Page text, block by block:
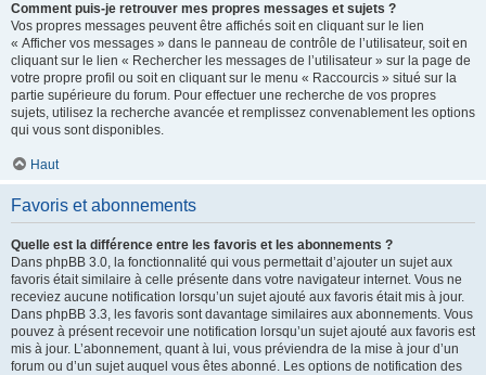
Comment puis-je retrouver mes propres messages et sujets ?
Vos propres messages peuvent être affichés soit en cliquant sur le lien
« Afficher vos messages » dans le panneau de contrôle de l’utilisateur, soit en
cliquant sur le lien « Rechercher les messages de l’utilisateur » sur la page de
votre propre profil ou soit en cliquant sur le menu « Raccourcis » situé sur la
partie supérieure du forum. Pour effectuer une recherche de vos propres
sujets, utilisez la recherche avancée et remplissez convenablement les options
qui vous sont disponibles.
Haut
Favoris et abonnements
Quelle est la différence entre les favoris et les abonnements ?
Dans phpBB 3.0, la fonctionnalité qui vous permettait d’ajouter un sujet aux
favoris était similaire à celle présente dans votre navigateur internet. Vous ne
receviez aucune notification lorsqu’un sujet ajouté aux favoris était mis à jour.
Dans phpBB 3.3, les favoris sont davantage similaires aux abonnements. Vous
pouvez à présent recevoir une notification lorsqu’un sujet ajouté aux favoris est
mis à jour. L’abonnement, quant à lui, vous préviendra de la mise à jour d’un
forum ou d’un sujet auquel vous êtes abonné. Les options de notification des